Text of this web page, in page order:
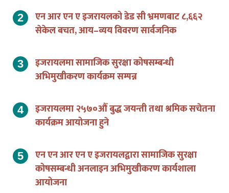
सेकेल बचत, आय–व्यय विवरण सार्वजनिक
अभिमुखीकरण कार्यक्रम सम्पन्न
कार्यक्रम आयोजना हुने
कोषसम्बन्धी अनलाइन अभिमुखीकरण कार्यशाला
आयोजना